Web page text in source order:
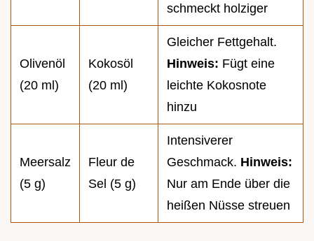
schmeckt holziger
Olivenöl
(20 ml)
Kokosöl
(20 ml)
Gleicher Fettgehalt.
Hinweis: Fügt eine
leichte Kokosnote
hinzu
Meersalz
(5 g)
Fleur de
Sel (5 g)
Intensiverer
Geschmack. Hinweis:
Nur am Ende über die
heißen Nüsse streuen